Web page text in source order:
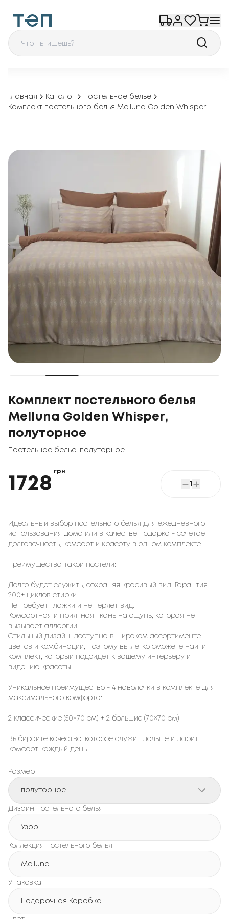
Главная Каталог
Постельное белье
Комплект постельного белья Melluna Golden Whisper
Комплект постельного белья
Melluna Golden Whisper,
полуторное
Постельное белье полуторное
1728
грн
1
Идеальный выбор постельного белья для ежедневного
использования дома или в качестве подарка - сочетает
долговечность, комфорт и красоту в одном комплекте.
Преимущества такой постели:
Долго будет служить, сохраняя красивый вид. Гарантия
200+ циклов стирки.
Не требует глажки и не теряет вид.
Комфортная и приятная ткань на ощупь, которая не
вызывает аллергии.
Стильный дизайн: доступна в широком ассортименте
цветов и комбинаций, поэтому вы легко сможете найти
комплект, который подойдет к вашему интерьеру и
видению красоты.
Уникальное преимущество - 4 наволочки в комплекте для
максимального комфорта:
2 классические (50×70 см) + 2 большие (70×70 см)
Выбирайте качество, которое служит дольше и дарит
комфорт каждый день.
Размер
полуторное
Дизайн постельного белья
Узор
Коллекция постельного белья
Melluna
Упаковка
Подарочная Коробка